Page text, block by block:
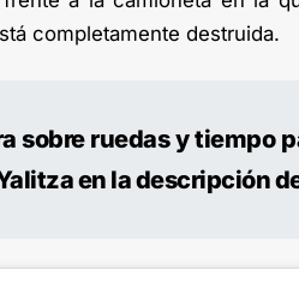
completamente destruida.
sobre ruedas y tiempo
en la descripción